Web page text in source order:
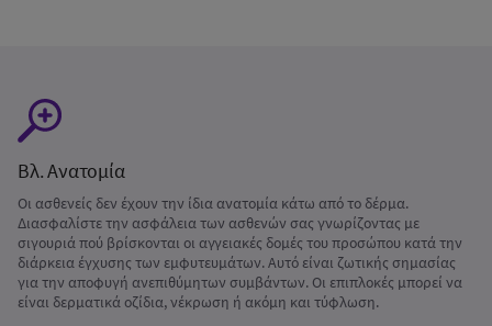
Βλ. Ανατομία
Οι ασθενείς δεν έχουν την ίδια ανατομία κάτω από το δέρμα.
Διασφαλίστε την ασφάλεια των ασθενών σας γνωρίζοντας με
σιγουριά πού βρίσκονται οι αγγειακές δομές του προσώπου κατά την
διάρκεια έγχυσης των εμφυτευμάτων. Αυτό είναι ζωτικής σημασίας
για την αποφυγή ανεπιθύμητων συμβάντων. Οι επιπλοκές μπορεί να
είναι δερματικά οζίδια, νέκρωση ή ακόμη και τύφλωση.